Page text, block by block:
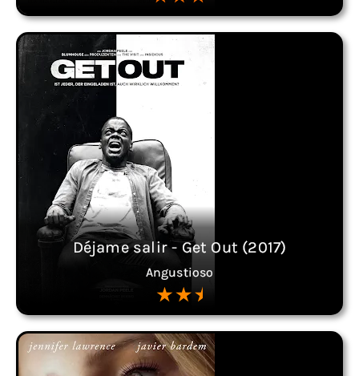
Déjame salir - Get Out (2017)
Angustioso